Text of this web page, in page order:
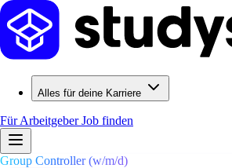
Alles für deine Karriere
Für ArbeitgeberJob finden
Group Controller (w/m/d)